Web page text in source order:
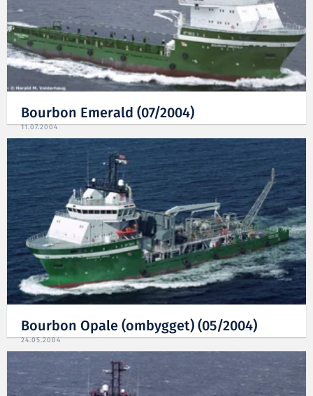
Bourbon Emerald (07/2004)
11.07.2004
Bourbon Opale (ombygget) (05/2004)
24.05.2004